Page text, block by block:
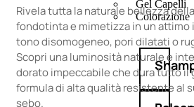
Gel Capelli
Colorazione
Rivela tutta la naturale bellezza
fondotinta e mimetizza in un attimo
tono disomogeneo, pori dilatati o
Scopri una luminosità naturale e
dorato impeccabile che dura tutto il
formula di alta qualità resistente al
sebo.